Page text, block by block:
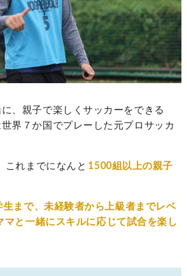
、親子で楽しくサッカーをできる
界７か国でプレーした元プロサッカ
これまでになんと 1500組以上の親子
生まで、未経験者から上級者までレベ
マと一緒にスキルに応じて試合を楽し